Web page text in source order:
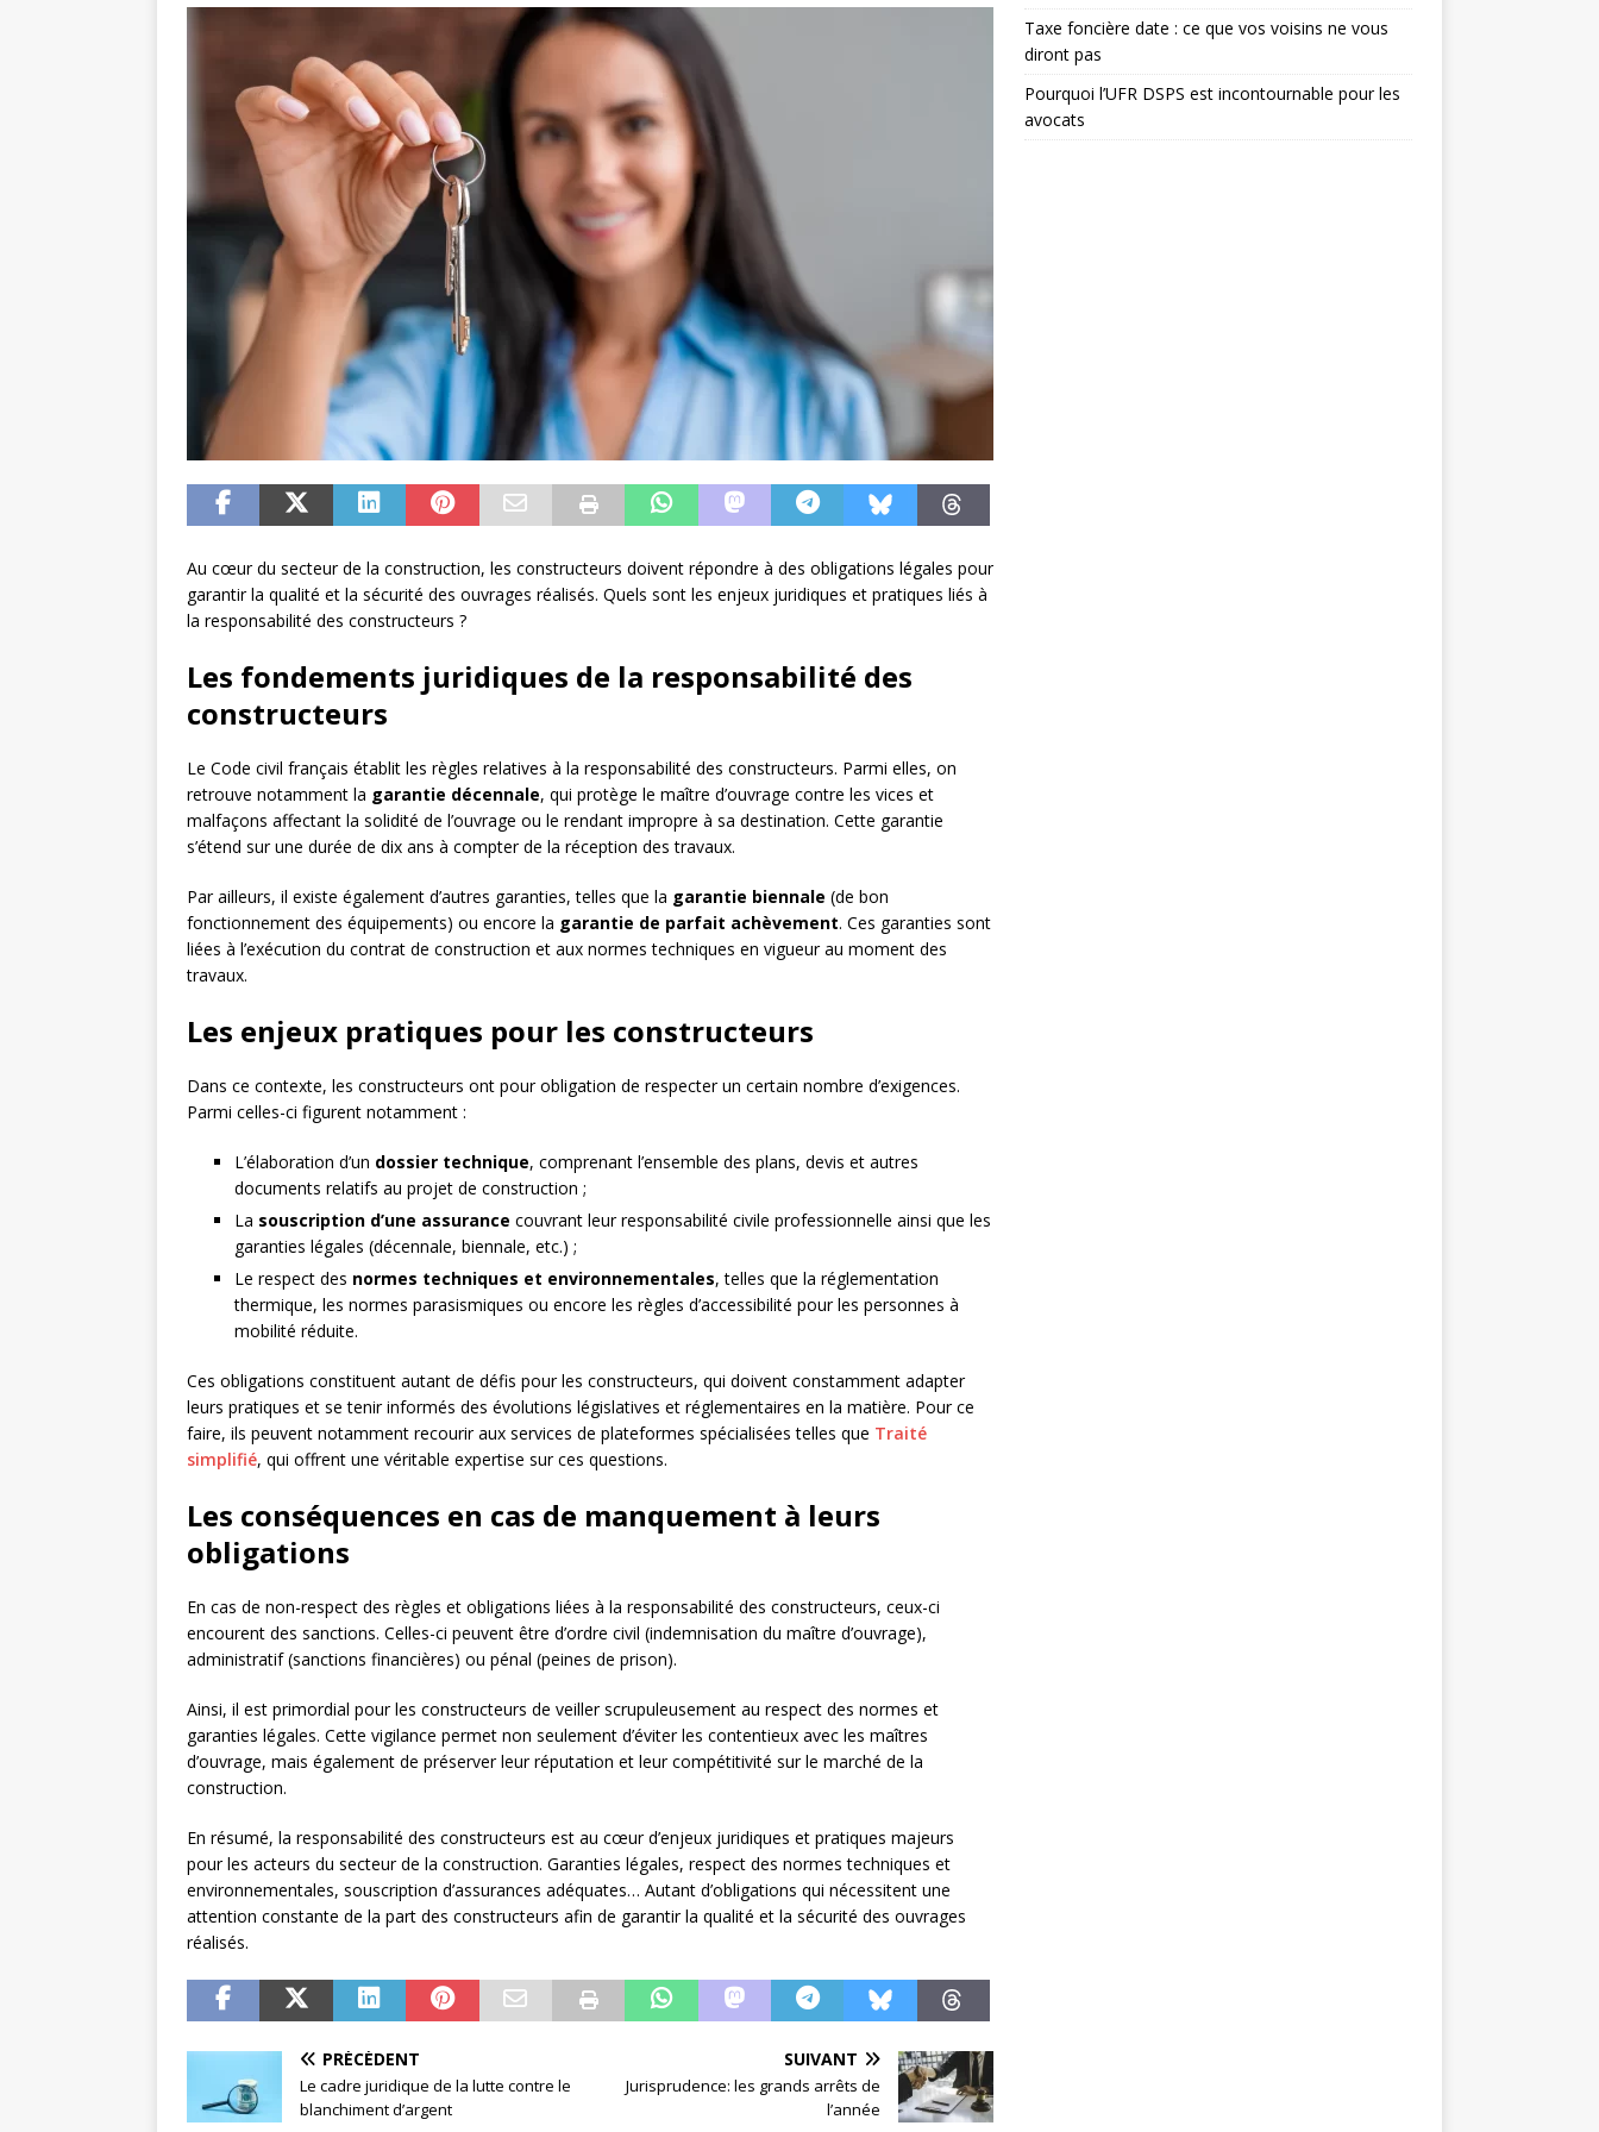
Au cœur du secteur de la construction, les constructeurs doivent répondre à des obligations légales pour
garantir la qualité et la sécurité des ouvrages réalisés. Quels sont les enjeux juridiques et pratiques liés à
la responsabilité des constructeurs ?
Les fondements juridiques de la responsabilité des
constructeurs
Le Code civil français établit les règles relatives à la responsabilité des constructeurs. Parmi elles, on
retrouve notamment la garantie décennale, qui protège le maître d’ouvrage contre les vices et
malfaçons affectant la solidité de l’ouvrage ou le rendant impropre à sa destination. Cette garantie
s’étend sur une durée de dix ans à compter de la réception des travaux.
Par ailleurs, il existe également d’autres garanties, telles que la garantie biennale (de bon
fonctionnement des équipements) ou encore la garantie de parfait achèvement. Ces garanties sont
liées à l’exécution du contrat de construction et aux normes techniques en vigueur au moment des
travaux.
Les enjeux pratiques pour les constructeurs
Dans ce contexte, les constructeurs ont pour obligation de respecter un certain nombre d’exigences.
Parmi celles-ci figurent notamment :
L’élaboration d’un dossier technique, comprenant l’ensemble des plans, devis et autres
documents relatifs au projet de construction ;
La souscription d’une assurance couvrant leur responsabilité civile professionnelle ainsi que les
garanties légales (décennale, biennale, etc.) ;
Le respect des normes techniques et environnementales, telles que la réglementation
thermique, les normes parasismiques ou encore les règles d’accessibilité pour les personnes à
mobilité réduite.
Ces obligations constituent autant de défis pour les constructeurs, qui doivent constamment adapter
leurs pratiques et se tenir informés des évolutions législatives et réglementaires en la matière. Pour ce
faire, ils peuvent notamment recourir aux services de plateformes spécialisées telles que Traité
simplifié, qui offrent une véritable expertise sur ces questions.
Les conséquences en cas de manquement à leurs
obligations
En cas de non-respect des règles et obligations liées à la responsabilité des constructeurs, ceux-ci
encourent des sanctions. Celles-ci peuvent être d’ordre civil (indemnisation du maître d’ouvrage),
administratif (sanctions financières) ou pénal (peines de prison).
Ainsi, il est primordial pour les constructeurs de veiller scrupuleusement au respect des normes et
garanties légales. Cette vigilance permet non seulement d’éviter les contentieux avec les maîtres
d’ouvrage, mais également de préserver leur réputation et leur compétitivité sur le marché de la
construction.
En résumé, la responsabilité des constructeurs est au cœur d’enjeux juridiques et pratiques majeurs
pour les acteurs du secteur de la construction. Garanties légales, respect des normes techniques et
environnementales, souscription d’assurances adéquates… Autant d’obligations qui nécessitent une
attention constante de la part des constructeurs afin de garantir la qualité et la sécurité des ouvrages
réalisés.
PRÉCÉDENT
Le cadre juridique de la lutte contre le
blanchiment d’argent
SUIVANT
Jurisprudence: les grands arrêts de
l’année
Taxe foncière date : ce que vos voisins ne vous
diront pas
Pourquoi l’UFR DSPS est incontournable pour les
avocats